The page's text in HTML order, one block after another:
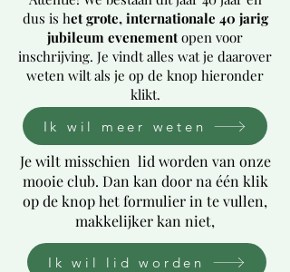
dus is het grote, internationale 40 jarig
jubileum evenementopen voor
inschrijving. Je vindt alles wat je daarover
weten wilt als je op de knop hieronder
klikt.
Ik wil meer weten
Je wilt misschien lid worden van onze
mooie club. Dan kan door na één klik
op de knop het formulier in te vullen,
makkelijker kan niet,
Ik wil lid worden